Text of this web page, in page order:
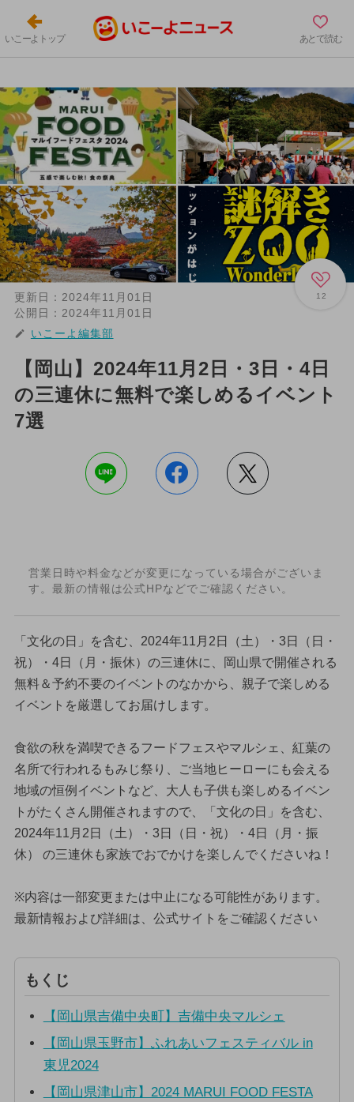
いこーよトップ あとで読む
12
更新日： 2024年11月01日
公開日： 2024年11月01日
いこーよ編集部
【岡山】2024年11月2日・3日・4日
の三連休に無料で楽しめるイベント
7選
営業日時や料金などが変更になっている場合がございま
す。最新の情報は公式HPなどでご確認ください。
「文化の日」を含む、2024年11月2日（土）・3日（日・
祝）・4日（月・振休）の三連休に、岡山県で開催される
無料＆予約不要のイベントのなかから、親子で楽しめる
イベントを厳選してお届けします。
食欲の秋を満喫できるフードフェスやマルシェ、紅葉の
名所で行われるもみじ祭り、ご当地ヒーローにも会える
地域の恒例イベントなど、大人も子供も楽しめるイベン
トがたくさん開催されますので、「文化の日」を含む、
2024年11月2日（土）・3日（日・祝）・4日（月・振
休） の三連休も家族でおでかけを楽しんでくださいね！
※内容は一部変更または中止になる可能性があります。
最新情報および詳細は、公式サイトをご確認ください
もくじ
【岡山県吉備中央町】吉備中央マルシェ
【岡山県玉野市】ふれあいフェスティバル in
東児2024
【岡山県津山市】2024 MARUI FOOD FESTA